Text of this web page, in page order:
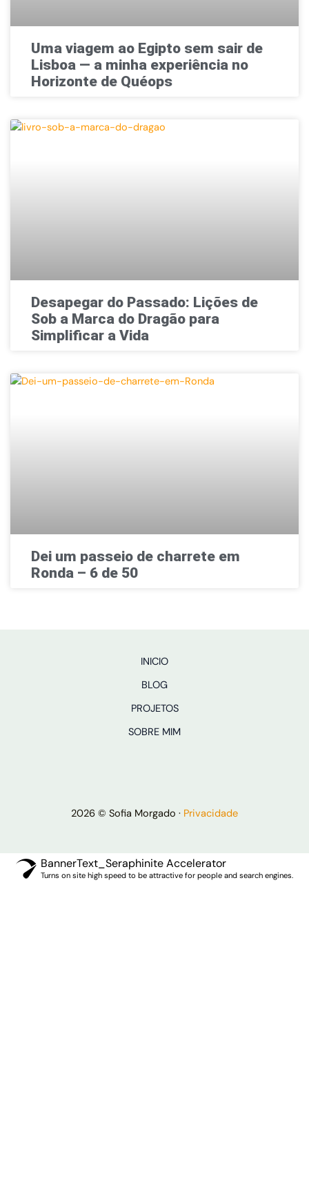
Uma viagem ao Egipto sem sair de
Lisboa — a minha experiência no
Horizonte de Quéops
Desapegar do Passado: Lições de
Sob a Marca do Dragão para
Simplificar a Vida
Dei um passeio de charrete em
Ronda – 6 de 50
INICIO
BLOG
PROJETOS
SOBRE MIM
2026 © Sofia Morgado · Privacidade
BannerText_Seraphinite Accelerator
Turns on site high speed to be attractive for people and search engines.